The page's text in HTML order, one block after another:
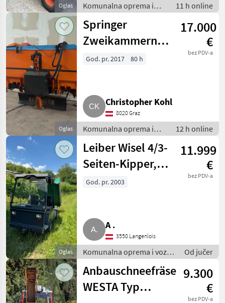
Oglas
Komunalna oprema i
vozila / Ostala
komunalna oprema
11 h online
Oglas
Springer
Zweikammernstreuer
SD
17.000
€
bez PDV-a
God. pr. 2017 80 h
Christopher Kohl
8020 Graz
Komunalna oprema i
vozila / Zimska oprema
12 h online
Oglas
Leiber Wisel 4/3-
Seiten-Kipper,
Hoflader,
11.999
€
bez PDV-a
God. pr. 2003
A .
3550 Langenlois
Komunalna oprema i vozila
/ Komunalna vozila
Od jučer
Anbauschneefräse
WESTA Typ
9.300
€
bez PDV-a